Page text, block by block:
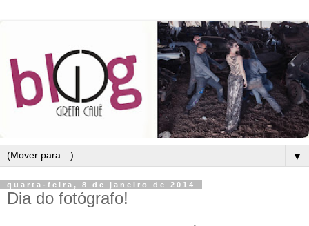
▼
quarta-feira, 8 de janeiro de 2014
Dia do fotógrafo!